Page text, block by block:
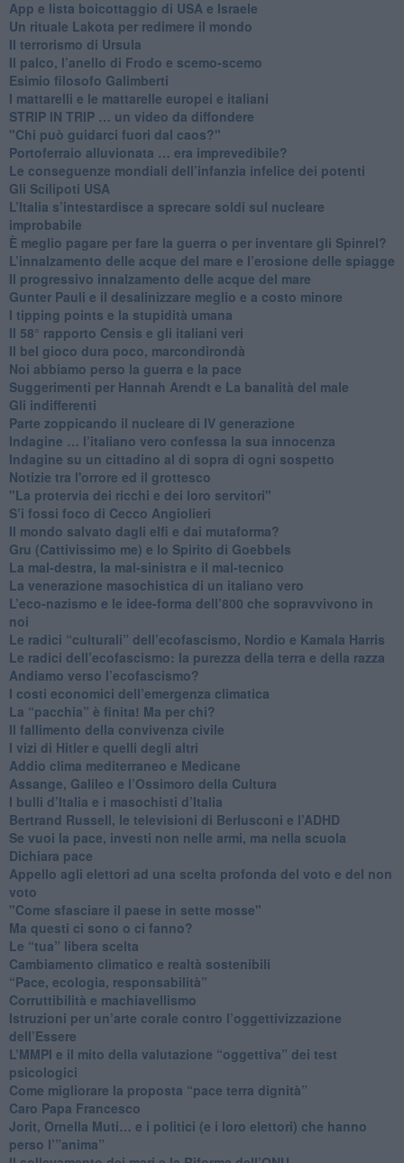
App e lista boicottaggio di USA e Israele
​Un rituale Lakota per redimere il mondo
Il terrorismo di Ursula
​Il palco, l’anello di Frodo e scemo-scemo
Esimio filosofo Galimberti
​I mattarelli e le mattarelle europei e italiani
​STRIP IN TRIP … un video da diffondere
"Chi può guidarci fuori dal caos?"
​Portoferraio alluvionata … era imprevedibile?
Le conseguenze mondiali dell’infanzia infelice dei potenti
​Gli Scilipoti USA
L’Italia s’intestardisce a sprecare soldi sul nucleare
improbabile
È meglio pagare per fare la guerra o per inventare gli Spinrel?
​L’innalzamento delle acque del mare e l’erosione delle spiagge
​Il progressivo innalzamento delle acque del mare
​Gunter Pauli e il desalinizzare meglio e a costo minore
I tipping points e la stupidità umana
​Il 58° rapporto Censis e gli italiani veri
​Il bel gioco dura poco, marcondirondà
Noi abbiamo perso la guerra e la pace
Suggerimenti per Hannah Arendt e La banalità del male
​Gli indifferenti
Parte zoppicando il nucleare di IV generazione
​Indagine … l’italiano vero confessa la sua innocenza
Indagine su un cittadino al di sopra di ogni sospetto
Notizie tra l'orrore ed il grottesco
"La protervia dei ricchi e dei loro servitori"
S’i fossi foco di Cecco Angiolieri
​Il mondo salvato dagli elfi e dai mutaforma?
Gru (Cattivissimo me) e lo Spirito di Goebbels
​La mal-destra, la mal-sinistra e il mal-tecnico
​La venerazione masochistica di un italiano vero
​L’eco-nazismo e le idee-forma dell’800 che sopravvivono in
noi
​Le radici “culturali” dell’ecofascismo, Nordio e Kamala Harris
Le radici dell’ecofascismo: la purezza della terra e della razza
Andiamo verso l’ecofascismo?
I costi economici dell’emergenza climatica
​La “pacchia” è finita! Ma per chi?
​Il fallimento della convivenza civile
​I vizi di Hitler e quelli degli altri
Addio clima mediterraneo e Medicane
​Assange, Galileo e l’Ossimoro della Cultura
​I bulli d’Italia e i masochisti d’Italia
​Bertrand Russell, le televisioni di Berlusconi e l’ADHD
​Se vuoi la pace, investi non nelle armi, ma nella scuola
​Dichiara pace
​Appello agli elettori ad una scelta profonda del voto e del non
voto
"Come sfasciare il paese in sette mosse"
​Ma questi ci sono o ci fanno?
​Le “tua” libera scelta
Cambiamento climatico e realtà sostenibili
“Pace, ecologia, responsabilità”
​Corruttibilità e machiavellismo
Istruzioni per un’arte corale contro l’oggettivizzazione
dell’Essere
​L’MMPI e il mito della valutazione “oggettiva” dei test
psicologici
Come migliorare la proposta “pace terra dignità”
Caro Papa Francesco
​Jorit, Ornella Muti… e i politici (e i loro elettori) che hanno
perso l’”anima”